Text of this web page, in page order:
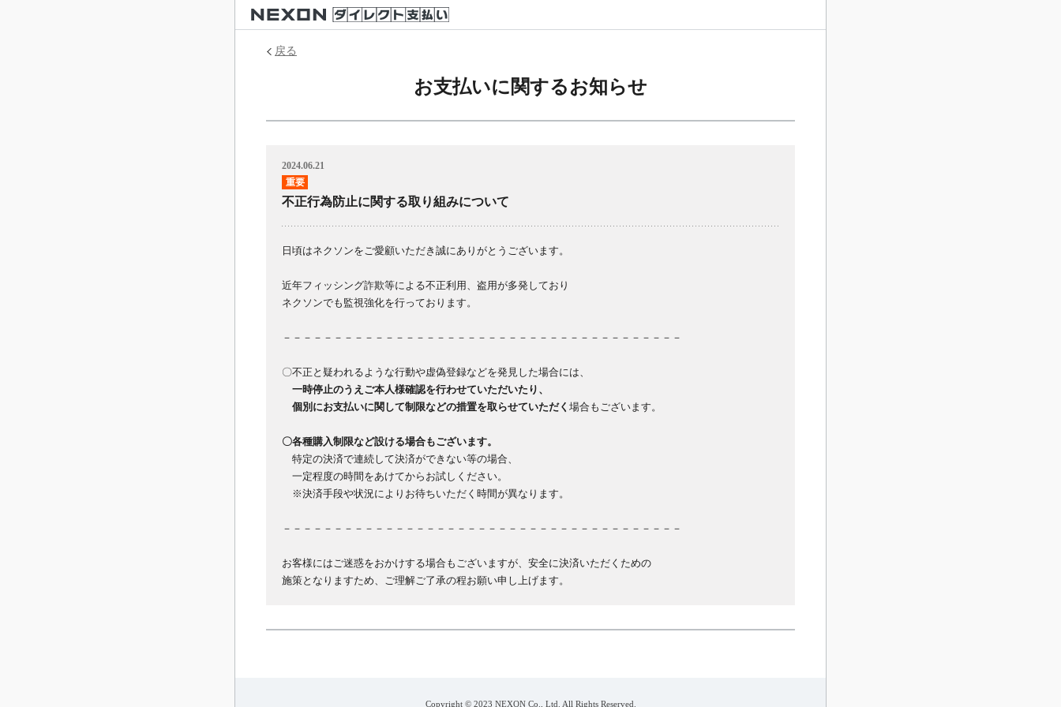
お支払いに関するお知らせ
2024.06.21
不正行為防止に関する取り組みについて
日頃はネクソンをご愛顧いただき誠にありがとうございます。
近年フィッシング詐欺等による不正利用、盗用が多発しており
ネクソンでも監視強化を行っております。
－－－－－－－－－－－－－－－－－－－－－－－－－－－－－－－－－－－－－－－
〇不正と疑われるような行動や虚偽登録などを発見した場合には、
一時停止のうえご本人様確認を行わせていただいたり、
個別にお支払いに関して制限などの措置を取らせていただく 場合もございます。
〇各種購入制限など設ける場合もございます。
特定の決済で連続して決済ができない等の場合、
一定程度の時間をあけてからお試しください。
※決済手段や状況によりお待ちいただく時間が異なります。
－－－－－－－－－－－－－－－－－－－－－－－－－－－－－－－－－－－－－－－
お客様にはご迷惑をおかけする場合もございますが、安全に決済いただくための
施策となりますため、ご理解ご了承の程お願い申し上げます。
戻る
Copyright © 2023 NEXON Co., Ltd. All Rights Reserved.